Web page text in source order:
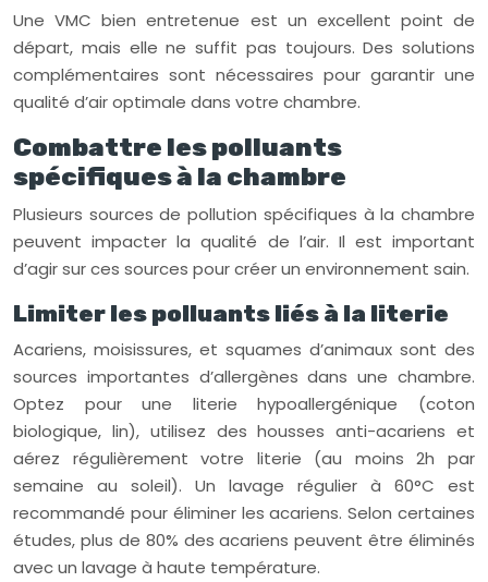
Une VMC bien entretenue est un excellent point de
départ, mais elle ne suffit pas toujours. Des solutions
complémentaires sont nécessaires pour garantir une
qualité d’air optimale dans votre chambre.
Combattre les polluants
spécifiques à la chambre
Plusieurs sources de pollution spécifiques à la chambre
peuvent impacter la qualité de l’air. Il est important
d’agir sur ces sources pour créer un environnement sain.
Limiter les polluants liés à la literie
Acariens, moisissures, et squames d’animaux sont des
sources importantes d’allergènes dans une chambre.
Optez pour une literie hypoallergénique (coton
biologique, lin), utilisez des housses anti-acariens et
aérez régulièrement votre literie (au moins 2h par
semaine au soleil). Un lavage régulier à 60°C est
recommandé pour éliminer les acariens. Selon certaines
études, plus de 80% des acariens peuvent être éliminés
avec un lavage à haute température.